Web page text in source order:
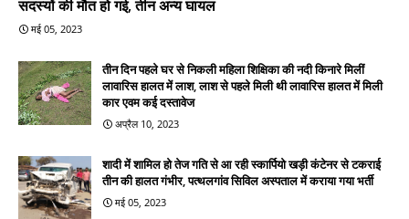
सदस्यों की मौत हो गई, तीन अन्य घायल
मई 05, 2023
तीन दिन पहले घर से निकली महिला शिक्षिका की नदी किनारे मिलीं
लावारिस हालत में लाश, लाश से पहले मिली थी लावारिस हालत में मिली
कार एवम कई दस्तावेज
अप्रैल 10, 2023
शादी में शामिल हो तेज गति से आ रही स्कार्पियो खड़ी कंटेनर से टकराई
तीन की हालत गंभीर, पत्थलगांव सिविल अस्पताल में कराया गया भर्ती
मई 05, 2023